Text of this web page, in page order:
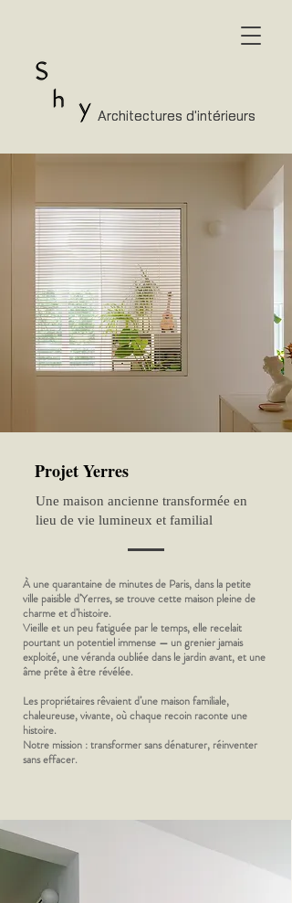
Architectures d'intérieurs
Architectures d'intérieurs
Projet Yerres
Une maison ancienne transformée en
lieu de vie lumineux et familial
À une quarantaine de minutes de Paris, dans la petite
ville paisible d’Yerres, se trouve cette maison pleine de
charme et d’histoire.
Vieille et un peu fatiguée par le temps, elle recelait
pourtant un potentiel immense — un grenier jamais
exploité, une véranda oubliée dans le jardin avant, et une
âme prête à être révélée.
Les propriétaires rêvaient d’une maison familiale,
chaleureuse, vivante, où chaque recoin raconte une
histoire.
Notre mission : transformer sans dénaturer, réinventer
sans effacer.